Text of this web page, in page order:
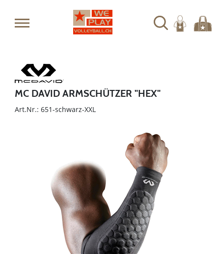
MC DAVID ARMSCHÜTZER "HEX"
Art.Nr.: 651-schwarz-XXL